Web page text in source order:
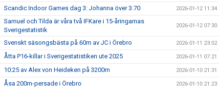
Scandic Indoor Games dag 3: Johanna över 3.70 2026-01-12 11:34
Samuel och Tilda är våra två IFKare i 15-åringarnas
Sverigestatistik
2026-01-12 07:30
Svenskt säsongsbästa på 60m av JC i Örebro 2026-01-11 23:02
Åtta P16-killar i Sverigestatistiken ute 2025 2026-01-11 07:21
10:25 av Alex von Heideken på 3200m 2026-01-10 21:31
Åsa 200m-persade i Örebro 2026-01-10 21:23